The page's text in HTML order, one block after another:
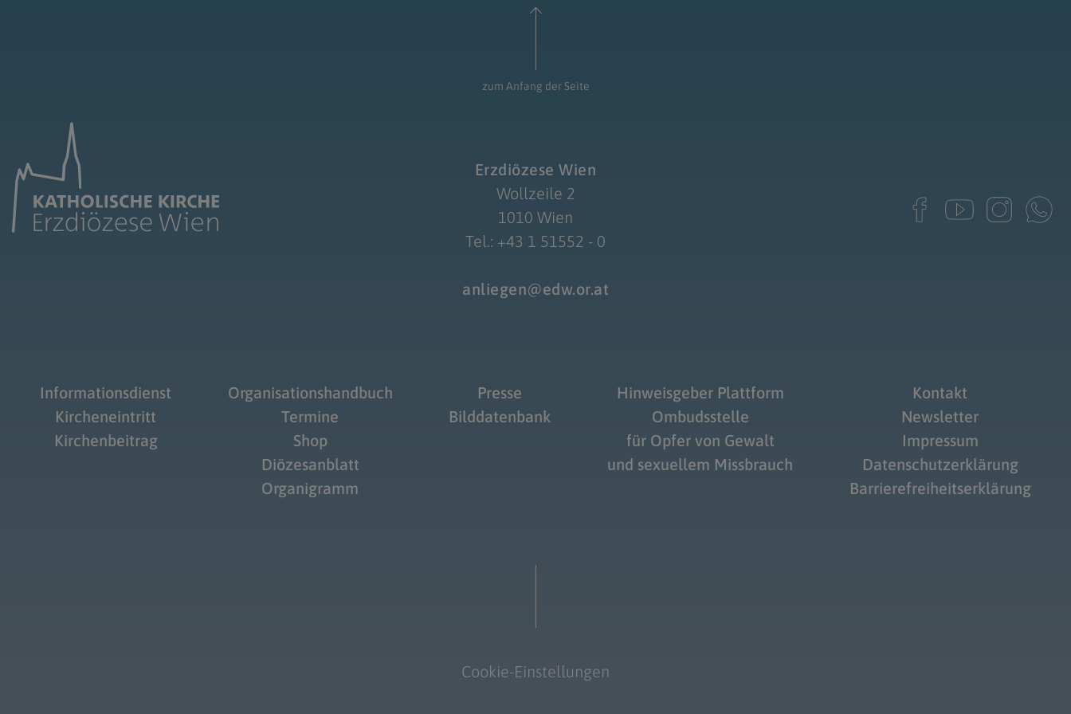
zum Anfang der Seite
Erzdiözese Wien
Wollzeile 2
1010 Wien
Tel.: +43 1 51552 - 0
anliegen@edw.or.at
Informationsdienst
Kircheneintritt
Kirchenbeitrag
Organisationshandbuch
Termine
Shop
Diözesanblatt
Organigramm
Presse
Bilddatenbank
Hinweisgeber Plattform
Ombudsstelle
für Opfer von Gewalt
und sexuellem Missbrauch
Kontakt
Newsletter
Impressum
Datenschutzerklärung
Barrierefreiheitserklärung
Cookie-Einstellungen